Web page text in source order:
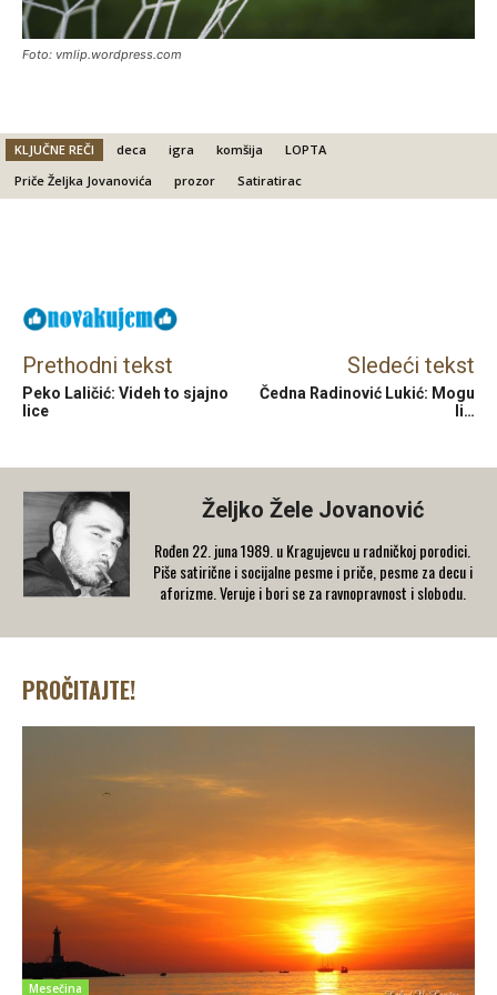
Foto: vmlip.wordpress.com
KLJUČNE REČI deca igra komšija
LOPTA
Priče Željka Jovanovića
prozor Satiratirac
Prethodni tekst
Peko Laličić: Videh to sjajno
lice
Sledeći tekst
Čedna Radinović Lukić: Mogu
li…
Željko Žele Jovanović
Rođen 22. juna 1989. u Kragujevcu u radničkoj porodici.
Piše satirične i socijalne pesme i priče, pesme za decu i
aforizme. Veruje i bori se za ravnopravnost i slobodu.
PROČITAJTE!
Mesečina